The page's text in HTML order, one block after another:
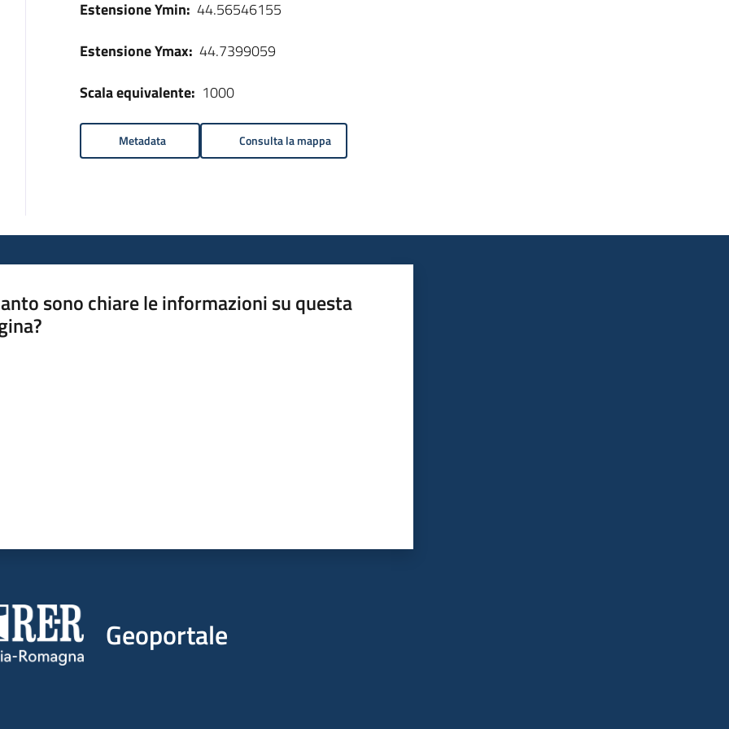
Estensione Ymin: 44.56546155
Estensione Ymax: 44.7399059
Scala equivalente: 1000
Metadata Consulta la mappa
sono chiare le informazioni su questa
Geoportale